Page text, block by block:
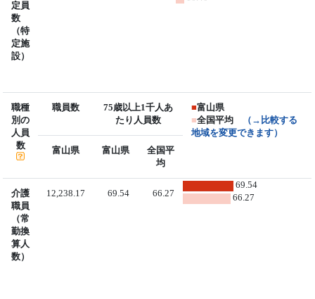
定員
数
（特
定施
設）
職種
別の
人員
数
職員数
75歳以上1千人あ
たり人員数
■富山県
■全国平均
（→比較する
地域を変更できます）
富山県
富山県
全国平
均
介護
職員
（常
勤換
算人
数）
12,238.17 69.54 66.27
69.54
66.27